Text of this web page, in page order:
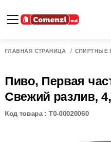
ГЛАВНАЯ СТРАНИЦА СПИРТНЫЕ
Пиво, Первая
Свежий разлив,
Код товара : T0-00020060